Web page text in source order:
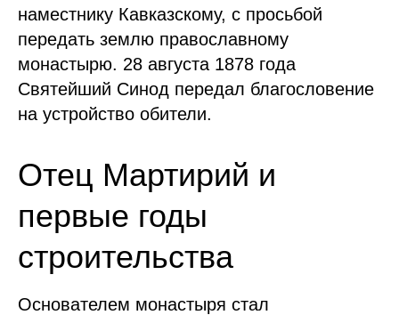
наместнику Кавказскому, с просьбой
передать землю православному
монастырю. 28 августа 1878 года
Святейший Синод передал благословение
на устройство обители.
Отец Мартирий и
первые годы
строительства
Основателем монастыря стал